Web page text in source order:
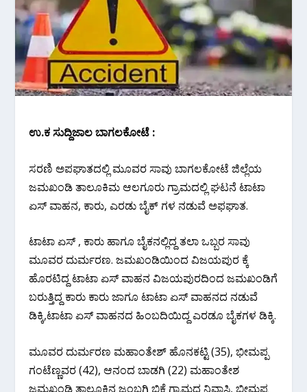
ಉ.ಕ ಸುದ್ದಿಜಾಲ ಬಾಗಲಕೋಟೆ :
ಸರಣಿ‌ ಅಪಘಾತದಲ್ಲಿ ಮೂವರ ಸಾವು ಬಾಗಲಕೋಟೆ ಜಿಲ್ಲೆಯ
ಜಮಖಂಡಿ ತಾಲೂಕಿಮ ಆಲಗೂರು ಗ್ರಾಮದಲ್ಲಿ ಘಟನೆ ಟಾಟಾ
ಏಸ್ ವಾಹನ, ಕಾರು, ಎರಡು ಬೈಕ್ ಗಳ ನಡುವೆ ಅಫಘಾತ.
ಟಾಟಾ ಏಸ್ , ಕಾರು ಹಾಗೂ ಬೈಕನಲ್ಲಿದ್ದ ತಲಾ ಒಬ್ಬರ ಸಾವು
ಮೂವರ ದುರ್ಮರಣ. ಜಮಖಂಡಿ‌ಯಿಂದ ವಿಜಯಪುರ ಕ್ಕೆ
ಹೊರಟಿದ್ದ ಟಾಟಾ ಏಸ್ ವಾಹನ ವಿಜಯಪುರದಿಂದ ಜಮಖಂಡಿಗೆ
ಬರುತ್ತಿದ್ದ ಕಾರು ಕಾರು ಜಾಗೂ ಟಾಟಾ ಏಸ್ ವಾಹನದ ನಡುವೆ
ಡಿಕ್ಕಿ,ಟಾಟಾ ಏಸ್ ವಾಹನದ ಹಿಂಬದಿಯಿದ್ದ ಎರಡೂ ಬೈಕಗಳ ಡಿಕ್ಕಿ.
ಮೂವರ ದುರ್ಮರಣ ಮಹಾಂತೇಶ್ ಹೊನಕಟ್ಟಿ (35), ಭೀಮಪ್ಪ
ಗಂಟೆಣ್ಣವರ (42), ಆನಂದ ಬಾಡಗಿ (22) ಮಹಾಂತೇಶ
ಜಮಖಂಡಿ ತಾಲ್ಲೂಕಿನ ಜಂಬಗಿ ಬಿಕೆ ಗ್ರಾಮದ ನಿವಾಸಿ, ಭೀಮಪ್ಪ